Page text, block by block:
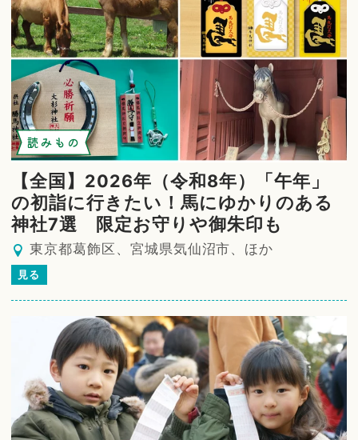
読みもの
【全国】2026年（令和8年）「午年」
の初詣に行きたい！馬にゆかりのある
神社7選 限定お守りや御朱印も
東京都葛飾区、宮城県気仙沼市、ほか
見る